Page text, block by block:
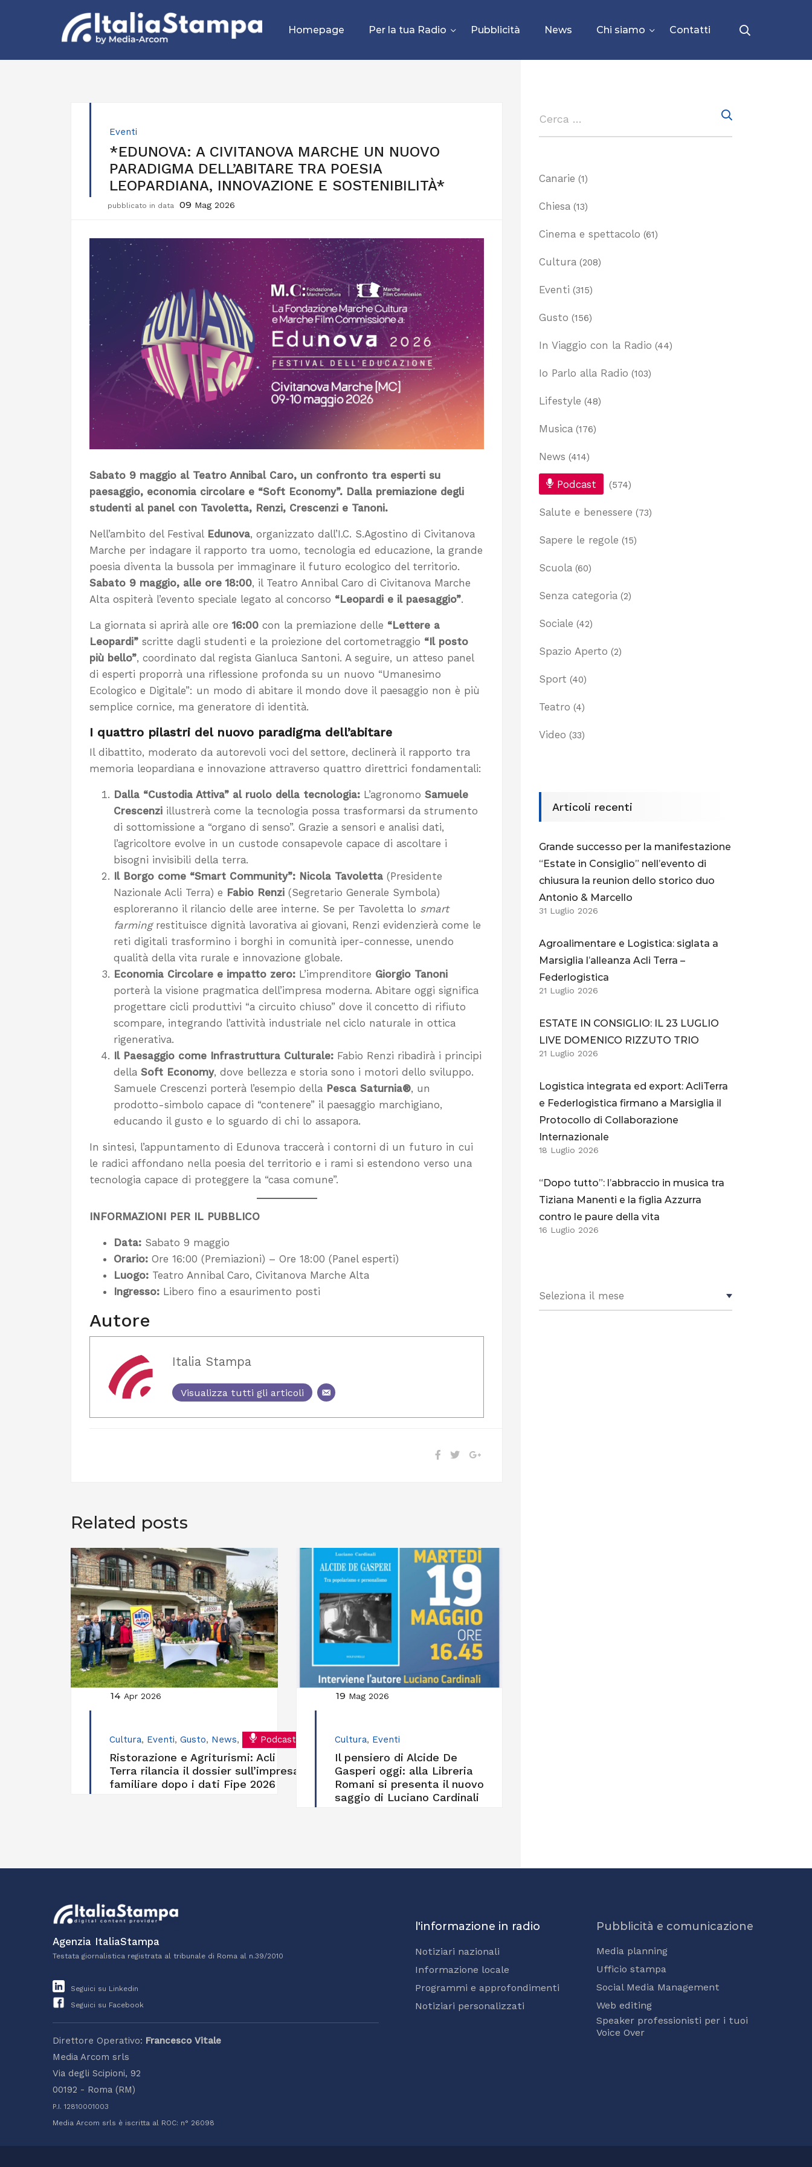
Homepage Per la tua Radio Pubblicità News Chi siamo Contatti
Eventi
*EDUNOVA: A CIVITANOVA MARCHE UN NUOVO
PARADIGMA DELL’ABITARE TRA POESIA
LEOPARDIANA, INNOVAZIONE E SOSTENIBILITÀ*
pubblicato in data 09 Mag 2026
Sabato 9 maggio al Teatro Annibal Caro, un confronto tra esperti su
paesaggio, economia circolare e “Soft Economy”. Dalla premiazione degli
studenti al panel con Tavoletta, Renzi, Crescenzi e Tanoni.
Nell’ambito del Festival Edunova, organizzato dall’I.C. S.Agostino di Civitanova
Marche per indagare il rapporto tra uomo, tecnologia ed educazione, la grande
poesia diventa la bussola per immaginare il futuro ecologico del territorio.
Sabato 9 maggio, alle ore 18:00, il Teatro Annibal Caro di Civitanova Marche
Alta ospiterà l’evento speciale legato al concorso “Leopardi e il paesaggio”.
La giornata si aprirà alle ore 16:00 con la premiazione delle “Lettere a
Leopardi” scritte dagli studenti e la proiezione del cortometraggio “Il posto
più bello”, coordinato dal regista Gianluca Santoni. A seguire, un atteso panel
di esperti proporrà una riflessione profonda su un nuovo “Umanesimo
Ecologico e Digitale”: un modo di abitare il mondo dove il paesaggio non è più
semplice cornice, ma generatore di identità.
I quattro pilastri del nuovo paradigma dell’abitare
Il dibattito, moderato da autorevoli voci del settore, declinerà il rapporto tra
memoria leopardiana e innovazione attraverso quattro direttrici fondamentali:
Dalla “Custodia Attiva” al ruolo della tecnologia: L’agronomo Samuele
Crescenzi illustrerà come la tecnologia possa trasformarsi da strumento
di sottomissione a “organo di senso”. Grazie a sensori e analisi dati,
l’agricoltore evolve in un custode consapevole capace di ascoltare i
bisogni invisibili della terra.
Il Borgo come “Smart Community”: Nicola Tavoletta (Presidente
Nazionale Acli Terra) e Fabio Renzi (Segretario Generale Symbola)
esploreranno il rilancio delle aree interne. Se per Tavoletta lo smart
farmingrestituisce dignità lavorativa ai giovani, Renzi evidenzierà come le
reti digitali trasformino i borghi in comunità iper-connesse, unendo
qualità della vita rurale e innovazione globale.
Economia Circolare e impatto zero: L’imprenditore Giorgio Tanoni
porterà la visione pragmatica dell’impresa moderna. Abitare oggi significa
progettare cicli produttivi “a circuito chiuso” dove il concetto di rifiuto
scompare, integrando l’attività industriale nel ciclo naturale in ottica
rigenerativa.
Il Paesaggio come Infrastruttura Culturale: Fabio Renzi ribadirà i principi
della Soft Economy, dove bellezza e storia sono i motori dello sviluppo.
Samuele Crescenzi porterà l’esempio della Pesca Saturnia®, un
prodotto-simbolo capace di “contenere” il paesaggio marchigiano,
educando il gusto e lo sguardo di chi lo assapora.
In sintesi, l’appuntamento di Edunova traccerà i contorni di un futuro in cui
le radici affondano nella poesia del territorio e i rami si estendono verso una
tecnologia capace di proteggere la “casa comune”.
INFORMAZIONI PER IL PUBBLICO
Data: Sabato 9 maggio
Orario: Ore 16:00 (Premiazioni) – Ore 18:00 (Panel esperti)
Luogo: Teatro Annibal Caro, Civitanova Marche Alta
Ingresso: Libero fino a esaurimento posti
Autore
Italia Stampa
Visualizza tutti gli articoli
Related posts
14 Apr 2026
Cultura, Eventi, Gusto, News, Podcast
Ristorazione e Agriturismi: Acli
Terra rilancia il dossier sull’impresa
familiare dopo i dati Fipe 2026
19 Mag 2026
Cultura, Eventi
Il pensiero di Alcide De
Gasperi oggi: alla Libreria
Romani si presenta il nuovo
saggio di Luciano Cardinali
Canarie (1)
Chiesa (13)
Cinema e spettacolo (61)
Cultura (208)
Eventi (315)
Gusto (156)
In Viaggio con la Radio (44)
Io Parlo alla Radio (103)
Lifestyle (48)
Musica (176)
News (414)
Podcast (574)
Salute e benessere (73)
Sapere le regole (15)
Scuola (60)
Senza categoria (2)
Sociale (42)
Spazio Aperto (2)
Sport (40)
Teatro (4)
Video (33)
Articoli recenti
Grande successo per la manifestazione
“Estate in Consiglio” nell’evento di
chiusura la reunion dello storico duo
Antonio & Marcello
31 Luglio 2026
Agroalimentare e Logistica: siglata a
Marsiglia l’alleanza Acli Terra –
Federlogistica
21 Luglio 2026
ESTATE IN CONSIGLIO: IL 23 LUGLIO
LIVE DOMENICO RIZZUTO TRIO
21 Luglio 2026
Logistica integrata ed export: AcliTerra
e Federlogistica firmano a Marsiglia il
Protocollo di Collaborazione
Internazionale
18 Luglio 2026
“Dopo tutto”: l’abbraccio in musica tra
Tiziana Manenti e la figlia Azzurra
contro le paure della vita
16 Luglio 2026
Agenzia ItaliaStampa
Testata giornalistica registrata al tribunale di Roma al n.39/2010
Seguici su Linkedin
Seguici su Facebook
Direttore Operativo: Francesco Vitale
Media Arcom srls
Via degli Scipioni, 92
00192 - Roma (RM)
P.I. 12810001003
Media Arcom srls è iscritta al ROC: n° 26098
l'informazione in radio
Notiziari nazionali
Informazione locale
Programmi e approfondimenti
Notiziari personalizzati
Pubblicità e comunicazione
Media planning
Ufficio stampa
Social Media Management
Web editing
Speaker professionisti per i tuoi
Voice Over